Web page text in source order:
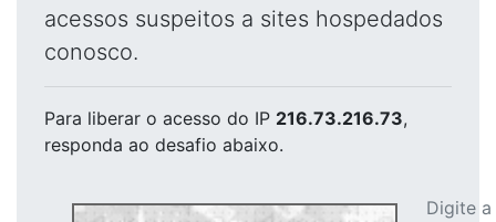
acessos suspeitos a sites hospedados
conosco.
Para liberar o acesso do IP 216.73.216.73,
responda ao desafio abaixo.
Digite